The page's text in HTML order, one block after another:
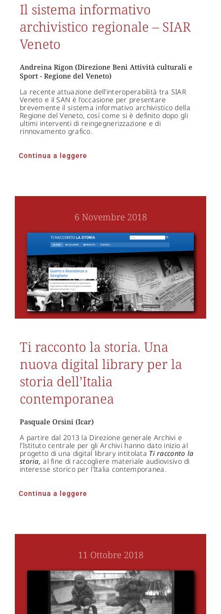
Il sistema informativo
archivistico regionale – SIAR
Veneto
Andreina Rigon (Direzione Beni Attività culturali e
Sport - Regione del Veneto)
La recente attuazione dell’interoperabilità tra SIAR
Veneto e il SAN è l’occasione per presentare
brevemente il sistema informativo archivistico della
Regione del Veneto, così come si è definito dopo gli
ultimi interventi di reingegnerizzazione e di
rinnovamento grafico.
Continua a leggere
6 Novembre 2018
Ti racconto la storia. Una
nuova digital library per la
storia dell’Italia
contemporanea
Pasquale Orsini (Icar)
A partire dal 2013 la Direzione generale Archivi e
l’Istituto centrale per gli Archivi hanno dato inizio al
progetto di una digital library intitolata Ti racconto la
storia, al fine di raccogliere materiale audiovisivo di
interesse storico per l’Italia contemporanea.
Continua a leggere
11 Ottobre 2018